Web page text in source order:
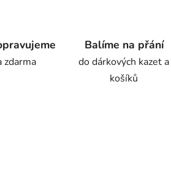
zdarma
Balíme na přání
do dárkových kazet a
košíků